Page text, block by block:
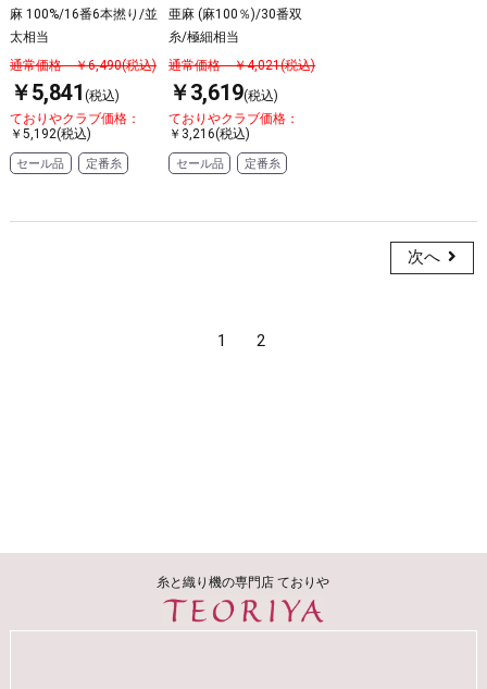
麻 100%/16番6本撚り/並
太相当
通常価格 ￥6,490(税込)
￥5,841 (税込)
ておりやクラブ価格：
￥5,192(税込)
セール品 定番糸
亜麻 (麻100％)/30番双
糸/極細相当
通常価格 ￥4,021(税込)
￥3,619(税込)
ておりやクラブ価格：
￥3,216(税込)
セール品 定番糸
1 2
次へ
糸と織り機の専門店 ておりや